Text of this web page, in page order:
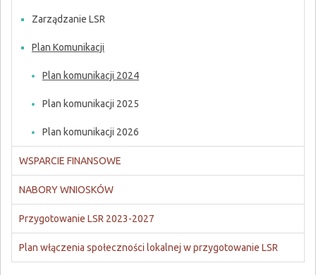
Zarządzanie LSR
Plan Komunikacji
Plan komunikacji 2024
Plan komunikacji 2025
Plan komunikacji 2026
WSPARCIE FINANSOWE
NABORY WNIOSKÓW
Przygotowanie LSR 2023-2027
Plan włączenia społeczności lokalnej w przygotowanie LSR